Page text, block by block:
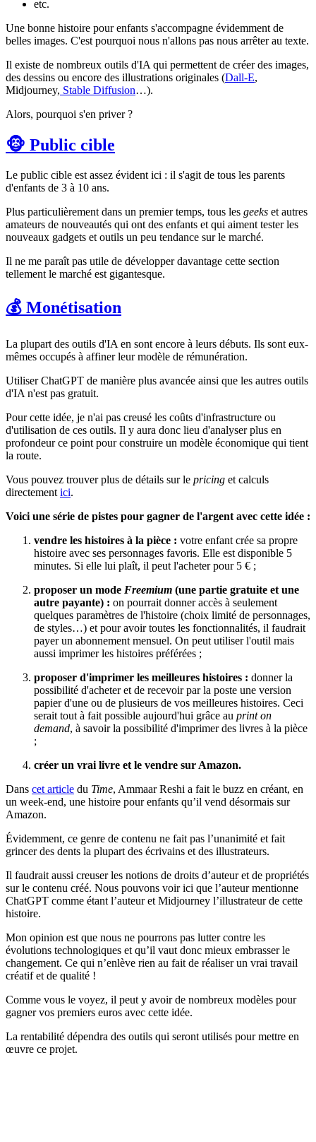
etc.
Une bonne histoire pour enfants s'accompagne évidemment de
belles images. C'est pourquoi nous n'allons pas nous arrêter au texte.
Il existe de nombreux outils d'IA qui permettent de créer des images,
des dessins ou encore des illustrations originales (Dall-E,
Midjourney, Stable Diffusion…).
Alors, pourquoi s'en priver ?
🐵 Public cible
Le public cible est assez évident ici : il s'agit de tous les parents
d'enfants de 3 à 10 ans.
Plus particulièrement dans un premier temps, tous les geeks et autres
amateurs de nouveautés qui ont des enfants et qui aiment tester les
nouveaux gadgets et outils un peu tendance sur le marché.
Il ne me paraît pas utile de développer davantage cette section
tellement le marché est gigantesque.
💰 Monétisation
La plupart des outils d'IA en sont encore à leurs débuts. Ils sont eux-
mêmes occupés à affiner leur modèle de rémunération.
Utiliser ChatGPT de manière plus avancée ainsi que les autres outils
d'IA n'est pas gratuit.
Pour cette idée, je n'ai pas creusé les coûts d'infrastructure ou
d'utilisation de ces outils. Il y aura donc lieu d'analyser plus en
profondeur ce point pour construire un modèle économique qui tient
la route.
Vous pouvez trouver plus de détails sur le pricing et calculs
directement ici.
Voici une série de pistes pour gagner de l'argent avec cette idée :
vendre les histoires à la pièce : votre enfant crée sa propre
histoire avec ses personnages favoris. Elle est disponible 5
minutes. Si elle lui plaît, il peut l'acheter pour 5 € ;
proposer un mode Freemium (une partie gratuite et une
autre payante) : on pourrait donner accès à seulement
quelques paramètres de l'histoire (choix limité de personnages,
de styles…) et pour avoir toutes les fonctionnalités, il faudrait
payer un abonnement mensuel. On peut utiliser l'outil mais
aussi imprimer les histoires préférées ;
proposer d'imprimer les meilleures histoires : donner la
possibilité d'acheter et de recevoir par la poste une version
papier d'une ou de plusieurs de vos meilleures histoires. Ceci
serait tout à fait possible aujourd'hui grâce au print on
demand, à savoir la possibilité d'imprimer des livres à la pièce
;
créer un vrai livre et le vendre sur Amazon.
Dans cet article du Time, Ammaar Reshi a fait le buzz en créant, en
un week-end, une histoire pour enfants qu’il vend désormais sur
Amazon.
Évidemment, ce genre de contenu ne fait pas l’unanimité et fait
grincer des dents la plupart des écrivains et des illustrateurs.
Il faudrait aussi creuser les notions de droits d’auteur et de propriétés
sur le contenu créé. Nous pouvons voir ici que l’auteur mentionne
ChatGPT comme étant l’auteur et Midjourney l’illustrateur de cette
histoire.
Mon opinion est que nous ne pourrons pas lutter contre les
évolutions technologiques et qu’il vaut donc mieux embrasser le
changement. Ce qui n’enlève rien au fait de réaliser un vrai travail
créatif et de qualité !
Comme vous le voyez, il peut y avoir de nombreux modèles pour
gagner vos premiers euros avec cette idée.
La rentabilité dépendra des outils qui seront utilisés pour mettre en
œuvre ce projet.